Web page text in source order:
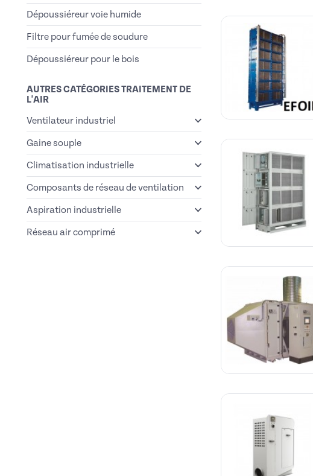
Dépoussiéreur voie humide
Filtre pour fumée de soudure
Dépoussiéreur pour le bois
AUTRES CATÉGORIES TRAITEMENT DE
L'AIR
Ventilateur industriel
Gaine souple
Climatisation industrielle
Composants de réseau de ventilation
Aspiration industrielle
Réseau air comprimé